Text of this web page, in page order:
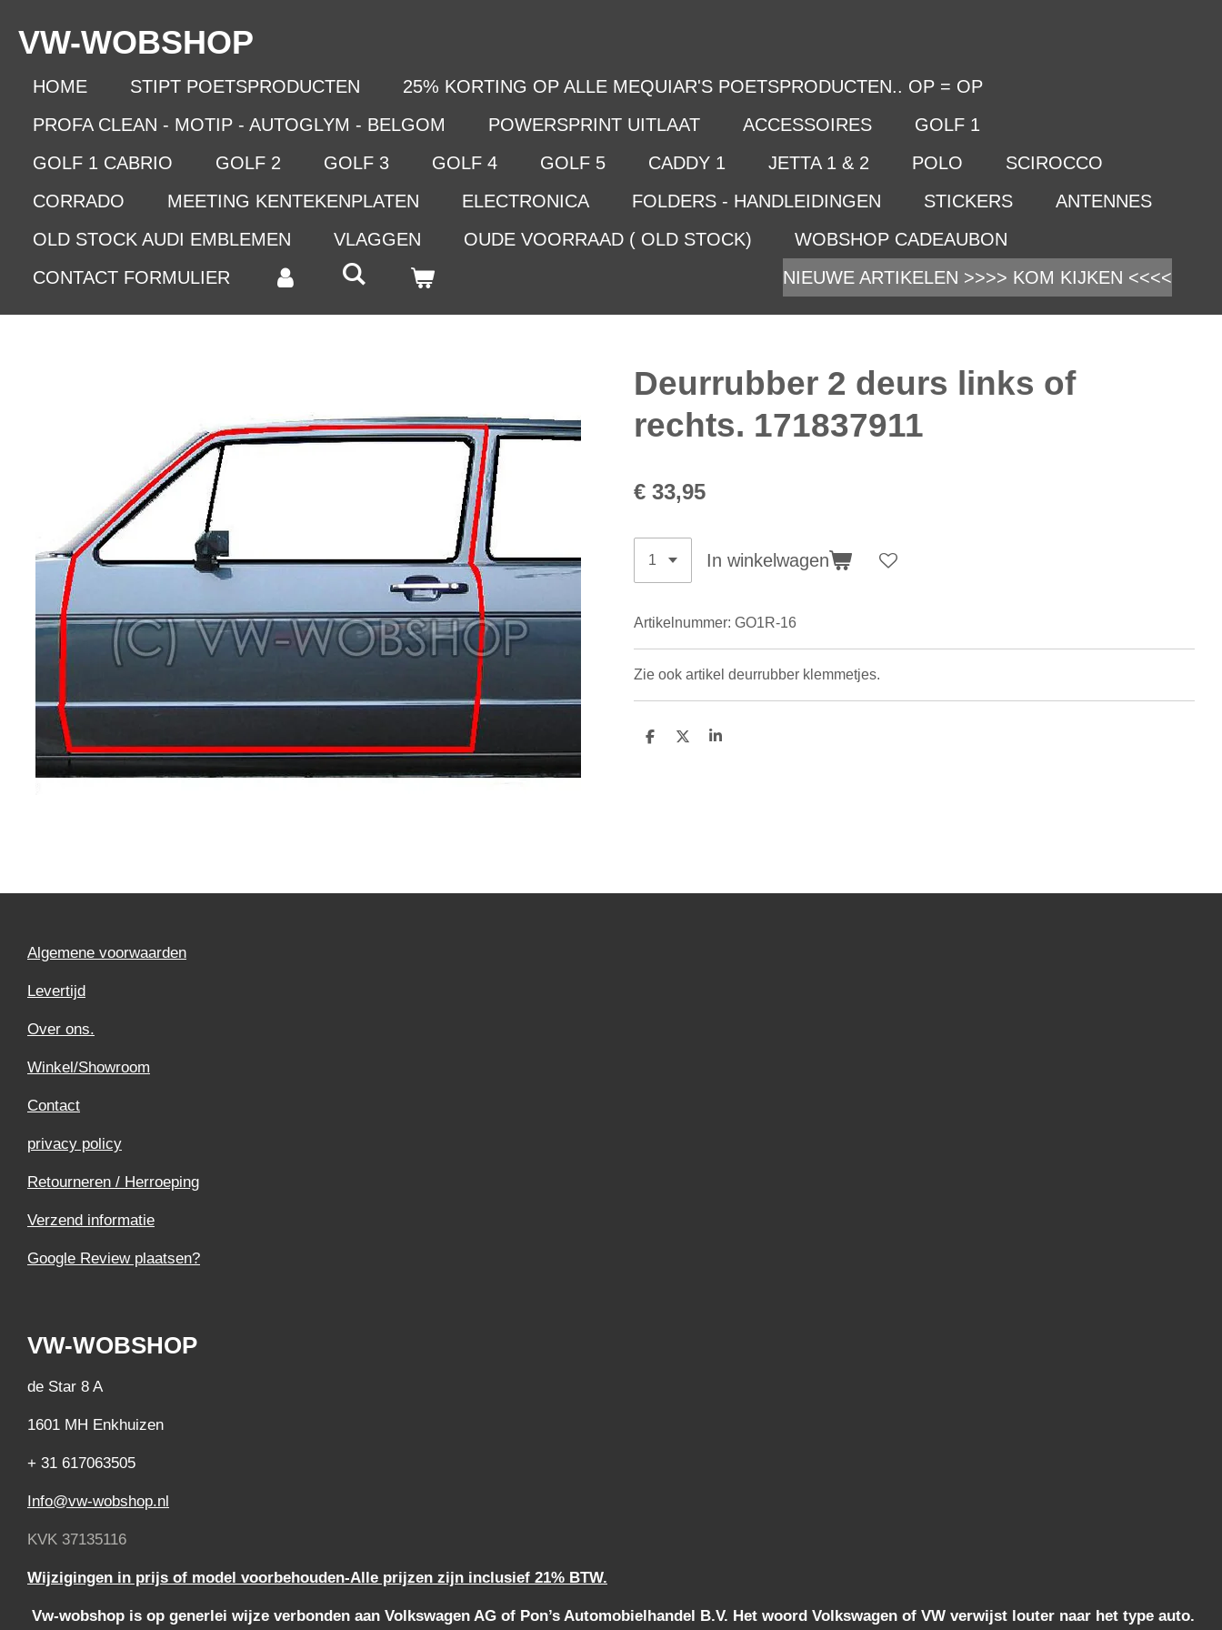
direct
VW-WOBSHOP
HOME STIPT POETSPRODUCTEN
25% KORTING OP ALLE MEQUIAR'S POETSPRODUCTEN.. OP = OP
PROFA CLEAN - MOTIP - AUTOGLYM - BELGOM
POWERSPRINT UITLAAT ACCESSOIRES
GOLF 1
GOLF 1 CABRIO
GOLF 2 GOLF 3 GOLF 4 GOLF 5 CADDY 1 JETTA 1 & 2 POLO
SCIROCCO
CORRADO
MEETING KENTEKENPLATEN ELECTRONICA FOLDERS - HANDLEIDINGEN STICKERS
ANTENNES
OLD STOCK AUDI EMBLEMEN
VLAGGEN OUDE VOORRAAD ( OLD STOCK)
WOBSHOP CADEAUBON
CONTACT FORMULIER
NIEUWE ARTIKELEN >>>> KOM KIJKEN <<<<
Deurrubber 2 deurs links of
rechts. 171837911
€ 33,95
In winkelwagen
Artikelnummer: GO1R-16
Zie ook artikel deurrubber klemmetjes.
D
D
S
Algemene voorwaarden
Levertijd
Over ons.
Winkel/Showroom
Contact
privacy policy
Retourneren / Herroeping
Verzend informatie
Google Review plaatsen?
VW-WOBSHOP
de Star 8 A
1601 MH Enkhuizen
+ 31 617063505
Info@vw-wobshop.nl
KVK 37135116
Wijzigingen in prijs of model voorbehouden-Alle prijzen zijn inclusief 21% BTW.
Vw-wobshop is op generlei wijze verbonden aan Volkswagen AG of Pon’s Automobielhandel B.V. Het woord Volkswagen of VW verwijst louter naar het type auto.